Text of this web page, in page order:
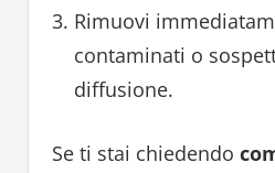
Rimuovi
contaminati o
diffusione.
Se ti stai chiedendo